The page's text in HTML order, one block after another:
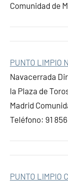
Comunidad de
PUNTO LIMPIO
Navacerrada
la Plaza de
Madrid
Teléfono: 91
PUNTO LIMPIO